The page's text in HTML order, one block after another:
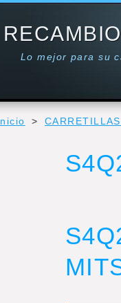
Lo mejor para su
Inicio >